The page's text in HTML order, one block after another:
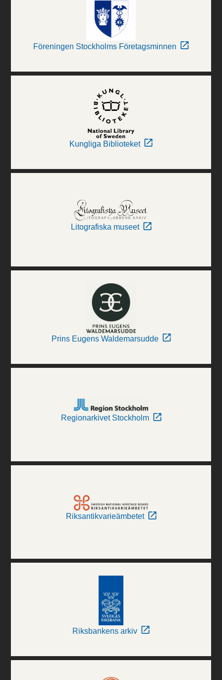
Föreningen Stockholms Företagsminnen
Kungliga Biblioteket
Litografiska museet
Prins Eugens Waldemarsudde
Regionarkivet Stockholm
Riksantikvarieämbetet
Riksbankens arkiv